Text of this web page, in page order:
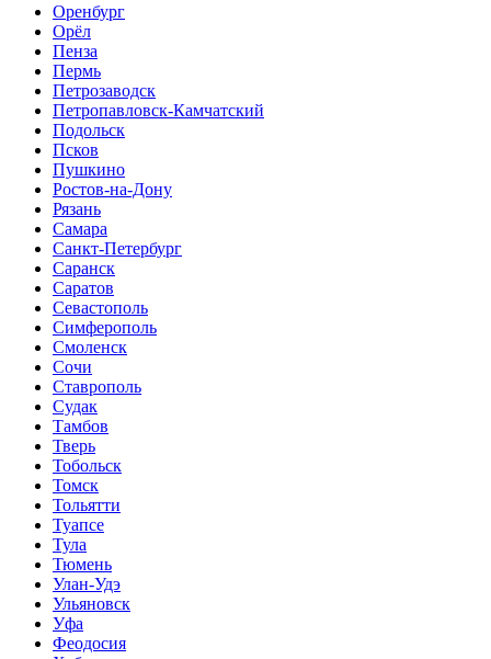
Оренбург
Орёл
Пенза
Пермь
Петрозаводск
Петропавловск-Камчатский
Подольск
Псков
Пушкино
Ростов-на-Дону
Рязань
Самара
Санкт-Петербург
Саранск
Саратов
Севастополь
Симферополь
Смоленск
Сочи
Ставрополь
Судак
Тамбов
Тверь
Тобольск
Томск
Тольятти
Туапсе
Тула
Тюмень
Улан-Удэ
Ульяновск
Уфа
Феодосия